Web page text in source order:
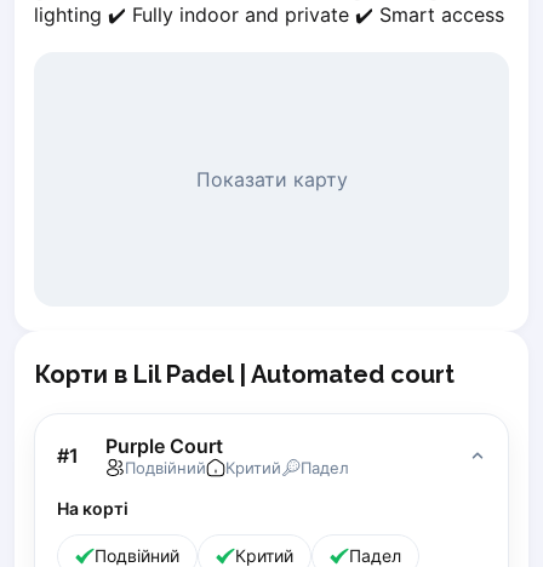
Legionowo
Rzeszow
Stalowa Wola
Szczecin
Trabki Wielkie
lighting ✔️ Fully indoor and private ✔️ Smart access
Показати карту
Корти в Lil Padel | Automated court
#1 Purple Court
Подвійний Критий Падел
На корті
Подвійний Критий Падел